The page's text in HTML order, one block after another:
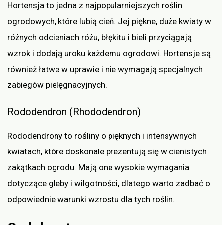
Hortensja to jedna z najpopularniejszych roślin
ogrodowych, które lubią cień. Jej piękne, duże kwiaty w
różnych odcieniach różu, błękitu i bieli przyciągają
wzrok i dodają uroku każdemu ogrodowi. Hortensje są
również łatwe w uprawie i nie wymagają specjalnych
zabiegów pielęgnacyjnych.
Rododendron (Rhododendron)
Rododendrony to rośliny o pięknych i intensywnych
kwiatach, które doskonale prezentują się w cienistych
zakątkach ogrodu. Mają one wysokie wymagania
dotyczące gleby i wilgotności, dlatego warto zadbać o
odpowiednie warunki wzrostu dla tych roślin.